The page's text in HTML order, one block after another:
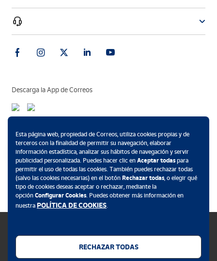
Descarga la App de Correos
Política de cookies
Esta página web, propiedad de Correos, utiliza cookies propias y de
terceros con la finalidad de permitir su navegación, elaborar
información estadística, analizar sus hábitos de navegación y servir
publicidad personalizada. Puedes hacer clic en Aceptar todaspara
permitir el uso de todas las cookies. También puedes rechazar todas
(salvo las cookies necesarias) en el botón Rechazar todas, o elegir qué
tipo de cookies deseas aceptar o rechazar, mediante la
opción Configurar Cookies. Puedes obtener más información en
nuestra POLÍTICA DE COOKIES.
RECHAZAR TODAS